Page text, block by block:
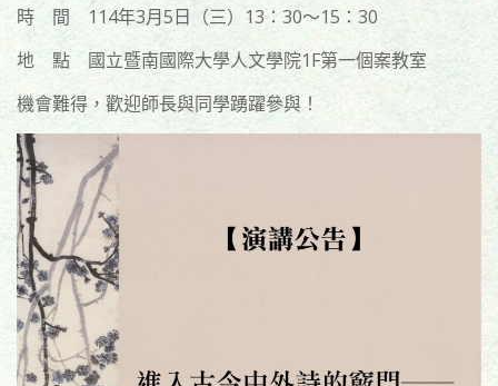
時 間 114年3月5日（三）13：30～15：30
地 點 國立暨南國際大學人文學院1F第一個案教室
機會難得，歡迎師長與同學踴躍參與！